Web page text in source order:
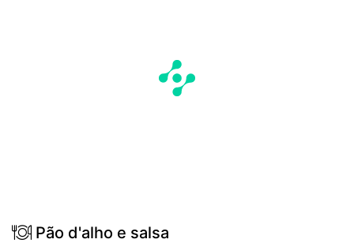
Pão d'alho e salsa